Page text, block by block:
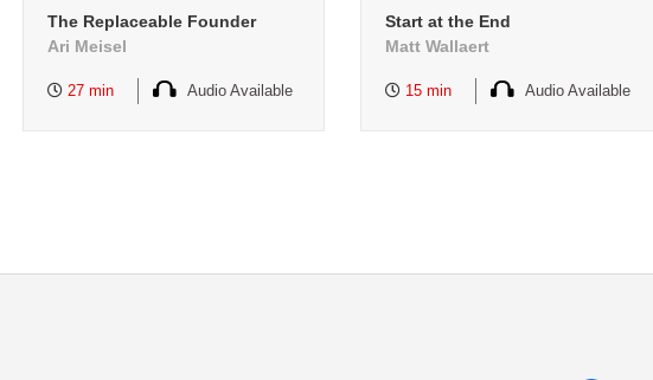
The Replaceable Founder
Ari Meisel
27 min Audio Available
Start at the End
Matt Wallaert
15 min Audio Available